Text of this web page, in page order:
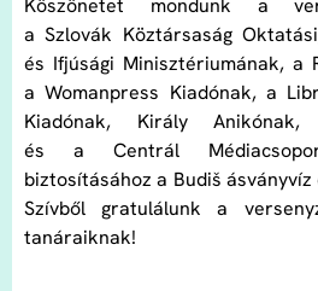
a Szlovák Köztársaság
és Ifjúsági Minisztériumának, a
a Womanpress Kiadónak, a
Kiadónak, Király
és a Centrál
biztosításához a Budiš
Szívből gratulálunk a
tanáraiknak!